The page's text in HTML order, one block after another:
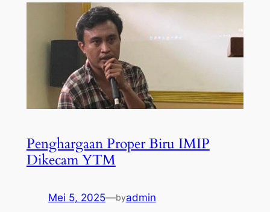
Penghargaan Proper Biru IMIP
Dikecam YTM
Mei 5, 2025—byadmin